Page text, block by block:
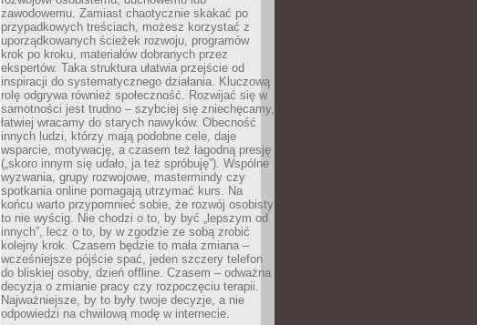
zawodowemu. Zamiast chaotycznie skakać po
przypadkowych treściach, możesz korzystać z
uporządkowanych ścieżek rozwoju, programów
krok po kroku, materiałów dobranych przez
ekspertów. Taka struktura ułatwia przejście od
inspiracji do systematycznego działania. Kluczową
rolę odgrywa również społeczność. Rozwijać się w
samotności jest trudno – szybciej się zniechęcamy,
łatwiej wracamy do starych nawyków. Obecność
innych ludzi, którzy mają podobne cele, daje
wsparcie, motywację, a czasem też łagodną presję
(„skoro innym się udało, ja też spróbuję”). Wspólne
wyzwania, grupy rozwojowe, mastermindy czy
spotkania online pomagają utrzymać kurs. Na
końcu warto przypomnieć sobie, że rozwój osobisty
to nie wyścig. Nie chodzi o to, by być „lepszym od
innych”, lecz o to, by w zgodzie ze sobą zrobić
kolejny krok. Czasem będzie to mała zmiana –
wcześniejsze pójście spać, jeden szczery telefon
do bliskiej osoby, dzień offline. Czasem – odważna
decyzja o zmianie pracy czy rozpoczęciu terapii.
Najważniejsze, by to były twoje decyzje, a nie
odpowiedzi na chwilową modę w internecie.